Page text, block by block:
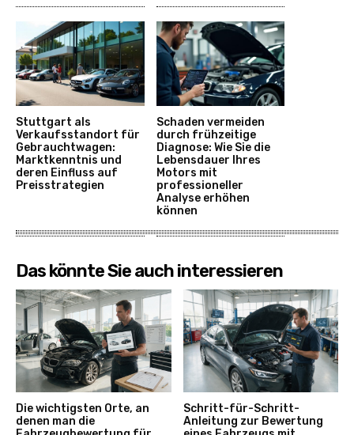
Stuttgart als
Verkaufsstandort für
Gebrauchtwagen:
Marktkenntnis und
deren Einfluss auf
Preisstrategien
Schaden vermeiden
durch frühzeitige
Diagnose: Wie Sie die
Lebensdauer Ihres
Motors mit
professioneller
Analyse erhöhen
können
Das könnte Sie auch interessieren
Die wichtigsten Orte, an
denen man die
Schritt-für-Schritt-
Anleitung zur Bewertung